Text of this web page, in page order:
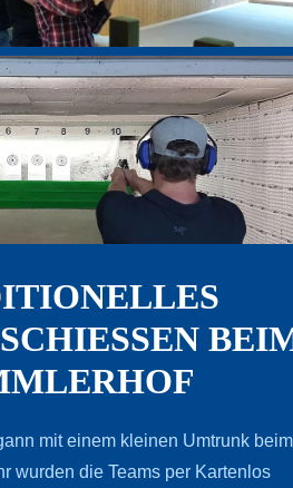
BEIM
mit einem kleinen Umtrunk beim
wurden die Teams per Kartenlos